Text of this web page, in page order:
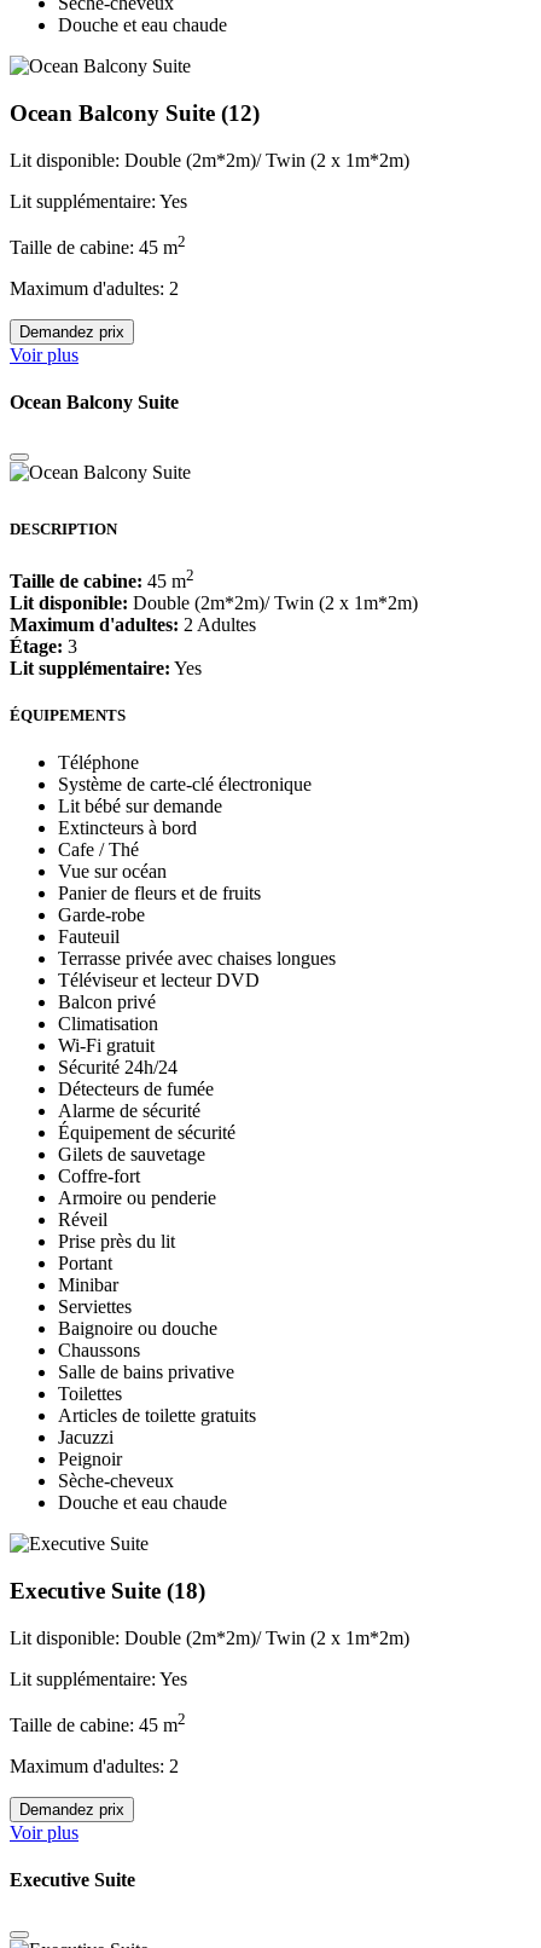
Douche et eau chaude
Ocean Balcony Suite (12)
Lit disponible: Double (2m*2m)/ Twin (2 x 1m*2m)
Lit supplémentaire: Yes
Taille de cabine: 45 m2
Maximum d'adultes: 2
Demandez prix
Voir plus
Ocean Balcony Suite
DESCRIPTION
Taille de cabine: 45 m2
Lit disponible: Double (2m*2m)/ Twin (2 x 1m*2m)
Maximum d'adultes: 2 Adultes
Étage: 3
Lit supplémentaire: Yes
ÉQUIPEMENTS
Téléphone
Système de carte-clé électronique
Lit bébé sur demande
Extincteurs à bord
Cafe / Thé
Vue sur océan
Panier de fleurs et de fruits
Garde-robe
Fauteuil
Terrasse privée avec chaises longues
Téléviseur et lecteur DVD
Balcon privé
Climatisation
Wi-Fi gratuit
Sécurité 24h/24
Détecteurs de fumée
Alarme de sécurité
Équipement de sécurité
Gilets de sauvetage
Coffre-fort
Armoire ou penderie
Réveil
Prise près du lit
Portant
Minibar
Serviettes
Baignoire ou douche
Chaussons
Salle de bains privative
Toilettes
Articles de toilette gratuits
Jacuzzi
Peignoir
Sèche-cheveux
Douche et eau chaude
Executive Suite (18)
Lit disponible: Double (2m*2m)/ Twin (2 x 1m*2m)
Lit supplémentaire: Yes
Taille de cabine: 45 m2
Maximum d'adultes: 2
Demandez prix
Voir plus
Executive Suite